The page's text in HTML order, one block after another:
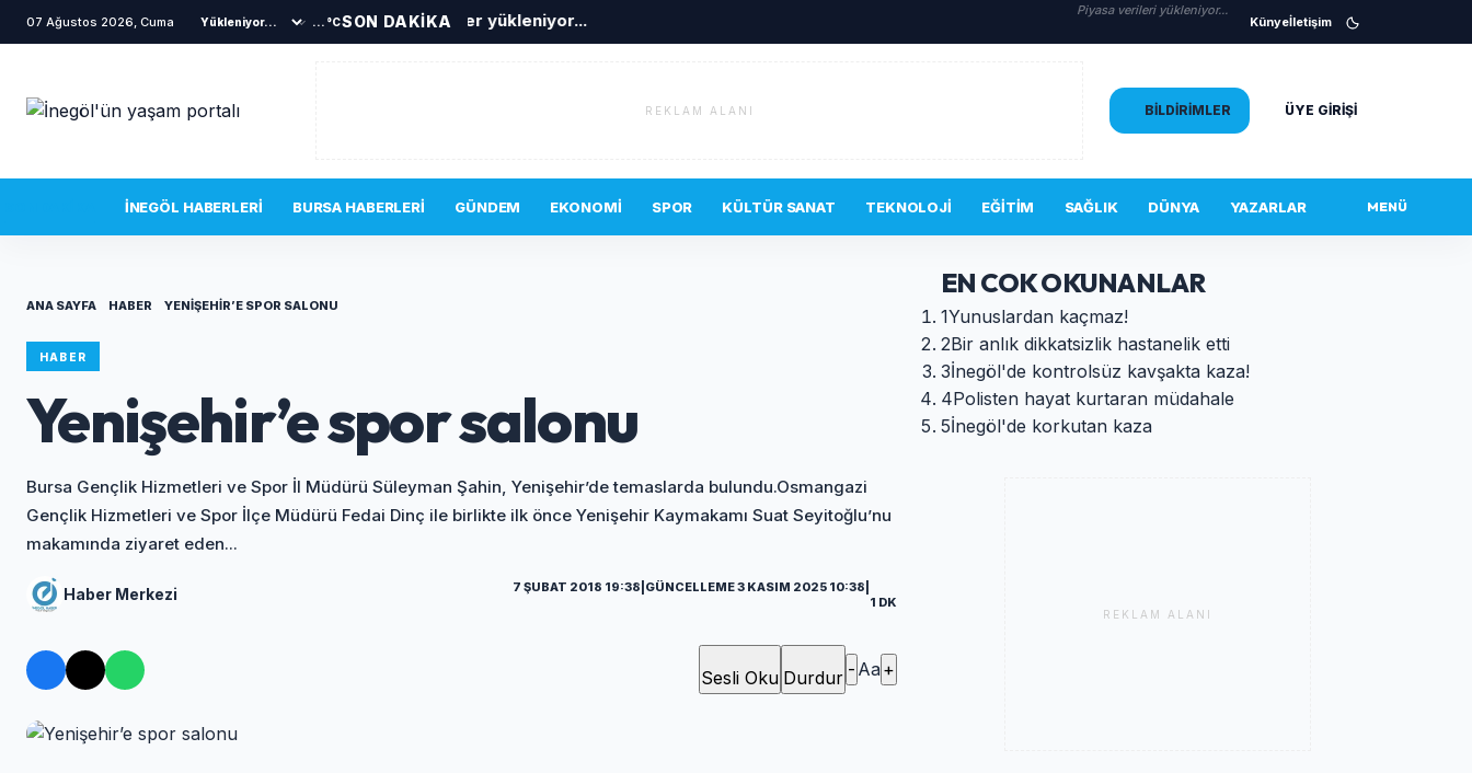
07 Ağustos 2026, Cuma ...°CSON DAKİKA Son haberler yükleniyor... Piyasa verileri yükleniyor...
Künyeİletişim
REKLAM ALANI BILDIRIMLER ÜYE GIRIŞI
İNEGÖL HABERLERI BURSA HABERLERI GÜNDEM EKONOMI SPOR KÜLTÜR SANAT TEKNOLOJI EĞITIM SAĞLIK DÜNYA YAZARLAR MENÜ
ANA SAYFA HABER YENIŞEHIR’E SPOR SALONU
HABER
Yenişehir’e spor salonu
Bursa Gençlik Hizmetleri ve Spor İl Müdürü Süleyman Şahin, Yenişehir’de temaslarda bulundu.Osmangazi
Gençlik Hizmetleri ve Spor İlçe Müdürü Fedai Dinç ile birlikte ilk önce Yenişehir Kaymakamı Suat Seyitoğlu’nu
makamında ziyaret eden...
Haber Merkezi 7 ŞUBAT 2018 19:38 GÜNCELLEME 3 KASIM 2025 10:38
1 DK
Sesli Oku Durdur - Aa+
EN COK OKUNANLAR
1Yunuslardan kaçmaz!
2Bir anlık dikkatsizlik hastanelik etti
3İnegöl'de kontrolsüz kavşakta kaza!
4Polisten hayat kurtaran müdahale
5İnegöl'de korkutan kaza
REKLAM ALANI